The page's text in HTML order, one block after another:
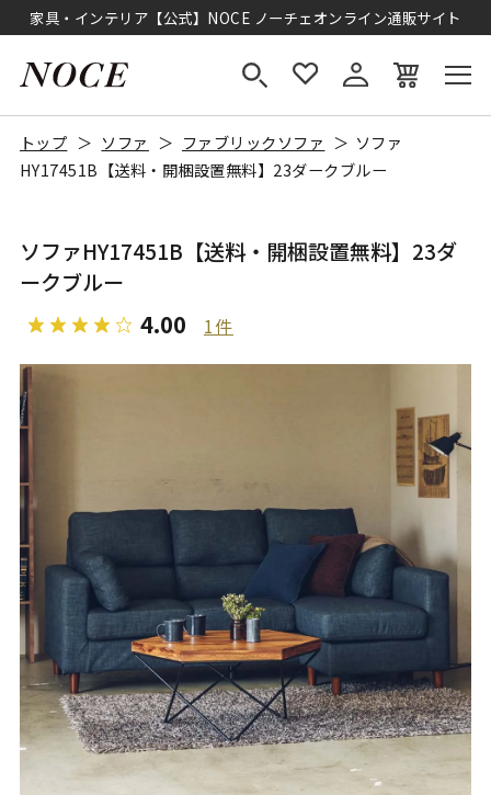
家具・インテリア【公式】NOCE ノーチェオンライン通販サイト
トップ ソファ ファブリックソファ
ソファ
HY17451B【送料・開梱設置無料】23ダークブルー
ソファHY17451B【送料・開梱設置無料】23ダ
ークブルー
4.00 1件